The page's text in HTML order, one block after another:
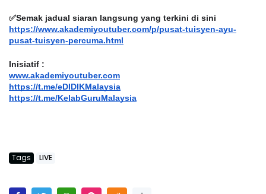
✅Semak jadual siaran langsung yang terkini di sini
https://www.akademiyoutuber.com/p/pusat-tuisyen-ayu-
pusat-tuisyen-percuma.html
Inisiatif :
www.akademiyoutuber.com
https://t.me/eDIDIKMalaysia
https://t.me/KelabGuruMalaysia
Tags LIVE